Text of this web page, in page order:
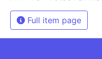
Full item page